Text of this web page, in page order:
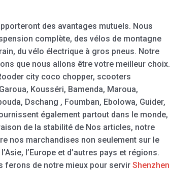
des avantages mutuels. Nous
complète, des vélos de montagne
du vélo électrique à gros pneus. Notre
que nous allons être votre meilleur choix.
city coco chopper, scooters
Kousséri, Bamenda, Maroua,
Dschang , Foumban, Ebolowa, Guider,
également partout dans le monde,
de la stabilité de Nos articles, notre
nos marchandises non seulement sur le
l’Europe et d’autres pays et régions.
ferons de notre mieux pour servir Shenzhen